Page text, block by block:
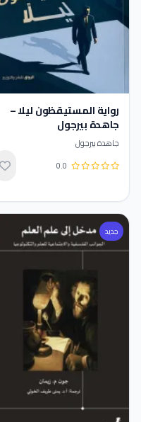
رواية المستيقظون ليلا –
جاهدة بيرجول
جاهدة بيرجول
تقييم 0.0 من 5 0.0
جديد